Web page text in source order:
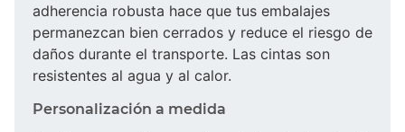
adherencia robusta hace que tus embalajes
permanezcan bien cerrados y reduce el riesgo de
daños durante el transporte. Las cintas son
resistentes al agua y al calor.
Personalización a medida